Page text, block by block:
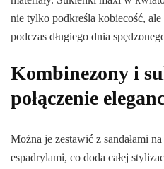
nie tylko podkreśla kobiecość,
podczas długiego dnia
Kombinezony i
połączenie
Można je zestawić z sandałami
espadrylami, co doda całej